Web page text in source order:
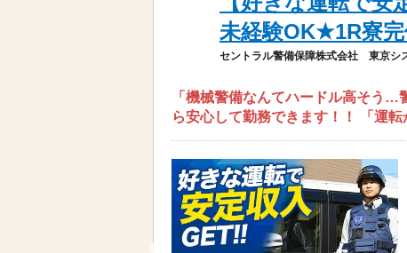
未経験OK★1R寮完
セントラル警備保障株式会社 東京シ
「機械警備なんてハードル高そう
ら安心して勤務できます！！ 「運